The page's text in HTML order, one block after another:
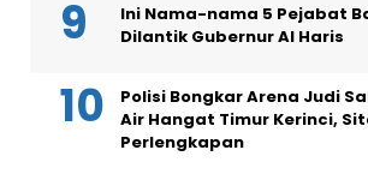
Ini Nama-nama 5 Pejabat
Dilantik Gubernur Al Haris
Polisi Bongkar Arena Judi
Air Hangat Timur Kerinci,
Perlengkapan